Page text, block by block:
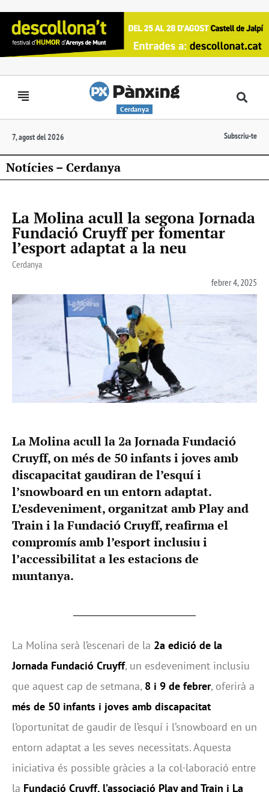
Cerdanya
7, agost del 2026 Subscriu-te
Notícies – Cerdanya
La Molina acull la segona Jornada
Fundació Cruyff per fomentar
l’esport adaptat a la neu
Cerdanya
febrer 4, 2025
La Molina acull la 2a Jornada Fundació
Cruyff, on més de 50 infants i joves amb
discapacitat gaudiran de l’esquí i
l’snowboard en un entorn adaptat.
L’esdeveniment, organitzat amb Play and
Train i la Fundació Cruyff, reafirma el
compromís amb l’esport inclusiu i
l’accessibilitat a les estacions de
muntanya.
La Molina serà l’escenari de la 2a edició de la
Jornada Fundació Cruyff, un esdeveniment inclusiu
que aquest cap de setmana, 8 i 9 de febrer, oferirà a
més de 50 infants i joves amb discapacitat
l’oportunitat de gaudir de l’esquí i l’snowboard en un
entorn adaptat a les seves necessitats. Aquesta
iniciativa és possible gràcies a la col·laboració entre
la Fundació Cruyff, l’associació Play and Train i La